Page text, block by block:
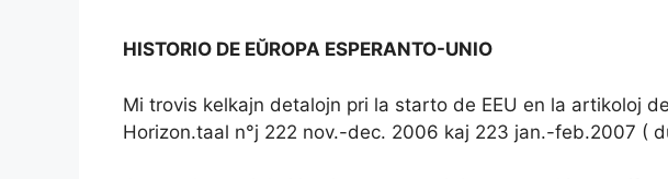
HISTORIO DE EŬROPA ESPERANTO-UNIO
Mi trovis kelkajn detalojn pri la starto de EEU en la artikoloj
Horizon.taal n°j 222 nov.-dec. 2006 kaj 223 jan.-feb.2007 (